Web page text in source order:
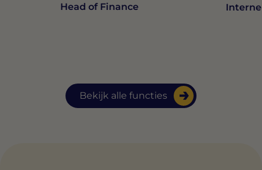
Bekijk alle functies
Head of Finance